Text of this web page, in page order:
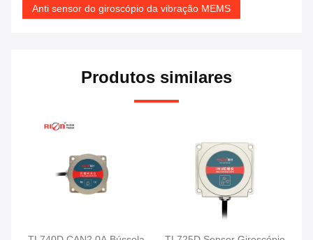
Anti sensor do giroscópio da vibração MEMS
Produtos similares